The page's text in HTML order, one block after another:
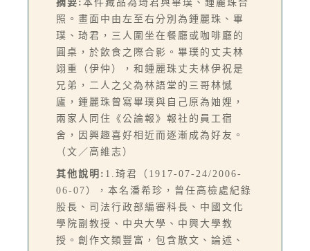
摘要: 本件藏品為琦君與畢璞、鍾麗珠合
照。畫面中由左至右分別為鍾麗珠、畢
璞、琦君，三人圍坐在餐廳或咖啡廳的
圓桌，於飲食之際合影。畢璞的丈夫林
翊重（伊仲），和鍾麗珠丈夫林伊祝是
兄弟，二人之父為林語堂的三哥林憾
廬，鍾麗珠曾寫畢璞與自己原為妯娌，
兩家人同住《公論報》報社的員工宿
舍，因興趣喜好相近而逐漸成為好友。
（文／高維志）
其他說明: 1.琦君（1917-07-24/2006-
06-07），本名潘希珍，曾任高檢處紀錄
股長、司法行政部編審科長、中國文化
學院副教授、中央大學、中興大學教
授。創作文類豐富，包含散文、論述、